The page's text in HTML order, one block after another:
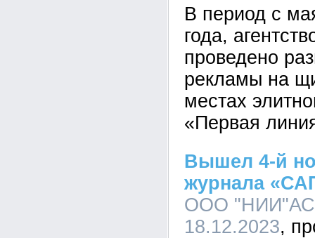
В период с
года,
проведено
рекламы на
местах
«Первая
Вышел 4-й
журнала
ООО
18.12.2023